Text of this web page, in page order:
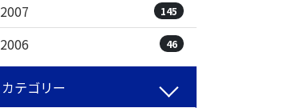
2007 145
2006 46
カテゴリー